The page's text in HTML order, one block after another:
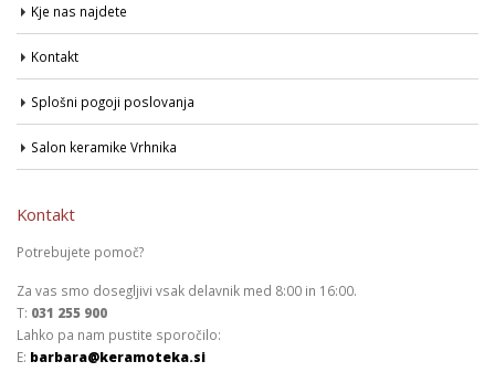
Kje nas najdete
Kontakt
Splošni pogoji poslovanja
Salon keramike Vrhnika
Kontakt
Potrebujete pomoč?
Za vas smo dosegljivi vsak delavnik med 8:00 in 16:00.
T: 031 255 900
Lahko pa nam pustite sporočilo:
E: barbara@keramoteka.si